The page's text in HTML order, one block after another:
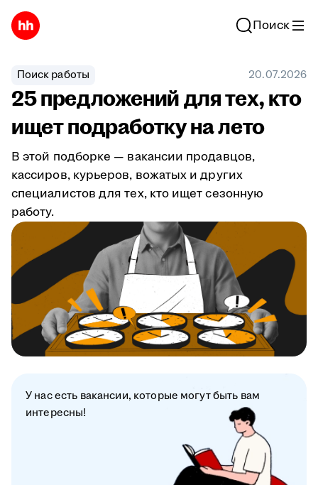
Поиск
Поиск работы 20.07.2026
25 предложений для тех, кто
ищет подработку на лето
В этой подборке — вакансии продавцов,
кассиров, курьеров, вожатых и других
специалистов для тех, кто ищет сезонную
работу.
У нас есть вакансии, которые могут быть вам
интересны!